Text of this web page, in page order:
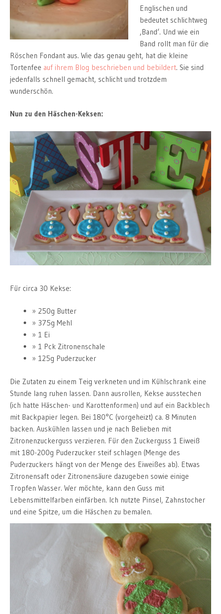
Englischen und
bedeutet schlichtweg
‚Band‘. Und wie ein
Band rollt man für die
Röschen Fondant aus. Wie das genau geht, hat die kleine
Tortenfee auf ihrem Blog beschrieben und bebildert. Sie sind
jedenfalls schnell gemacht, schlicht und trotzdem
wunderschön.
Nun zu den Häschen-Keksen:
Für circa 30 Kekse:
250g Butter
375g Mehl
1 Ei
1 Pck Zitronenschale
125g Puderzucker
Die Zutaten zu einem Teig verkneten und im Kühlschrank eine
Stunde lang ruhen lassen. Dann ausrollen, Kekse ausstechen
(ich hatte Häschen- und Karottenformen) und auf ein Backblech
mit Backpapier legen. Bei 180°C (vorgeheizt) ca. 8 Minuten
backen. Auskühlen lassen und je nach Belieben mit
Zitronenzuckerguss verzieren. Für den Zuckerguss 1 Eiweiß
mit 180-200g Puderzucker steif schlagen (Menge des
Puderzuckers hängt von der Menge des Eiweißes ab). Etwas
Zitronensaft oder Zitronensäure dazugeben sowie einige
Tropfen Wasser. Wer möchte, kann den Guss mit
Lebensmittelfarben einfärben. Ich nutzte Pinsel, Zahnstocher
und eine Spitze, um die Häschen zu bemalen.